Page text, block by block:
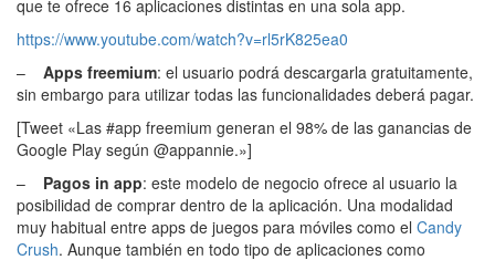
que te ofrece 16 aplicaciones distintas en una sola app.
https://www.youtube.com/watch?v=rl5rK825ea0
– Apps freemium: el usuario podrá descargarla gratuitamente,
sin embargo para utilizar todas las funcionalidades deberá pagar.
[Tweet «Las #app freemium generan el 98% de las ganancias de
Google Play según @appannie.»]
– Pagos in app: este modelo de negocio ofrece al usuario la
posibilidad de comprar dentro de la aplicación. Una modalidad
muy habitual entre apps de juegos para móviles como el Candy
Crush. Aunque también en todo tipo de aplicaciones como